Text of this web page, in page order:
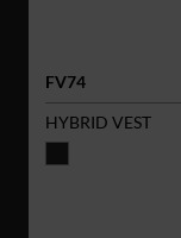
FV74
HYBRID VEST